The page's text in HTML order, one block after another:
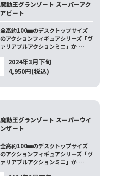
魔動王グランゾート スーパーアク
アビート
全高約100㎜のデスクトップサイズ
のアクションフィギュアシリーズ「ヴ
ァリアブルアクションミニ」か …
2024年3月下旬
4,950円(税込)
魔動王グランゾート スーパーウイ
ンザート
全高約100㎜のデスクトップサイズ
のアクションフィギュアシリーズ「ヴ
ァリアブルアクションミニ」か …